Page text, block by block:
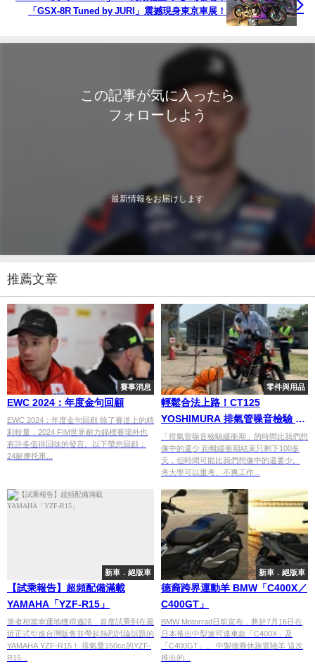
「GSX-8R Tuned by JURI」震撼現身東京車展！
この記事が気に入ったら
フォローしよう
最新情報をお届けします
推薦文章
賽事消息
EWC 2024：年度金句回顧
EWC 2024：年度金句回顧 除了賽道上的精
彩較量，2024 FIM世界耐力錦標賽場外也
有許多值得回味的發言。以下帶您回顧：
24耐摩托車...
零件與用品
輕鬆合法上路！CT125
YOSHIMURA 排氣管噪音檢驗 實
際經驗分享
「排氣管噪音檢驗緩衝期」的時間比我們想
像中的還少 距離緩衝期結束只剩下100多
天，但時間可能比我們想像中的還要少。
考大學可以重考、不爽工作...
新車．絕版車
【試乘報告】超頻配備滿載
YAMAHA「YZF-R15」
筆者相當幸運地獲得邀請，首度試乘到在最
近正式引進台灣販售並帶起熱烈討論話題的
YAMAHA YZF-R15！ 排氣量150cc的YZF-
R15...
新車．絕版車
德裔跨界運動羊 BMW「C400X／
C400GT」
BMW Motorrad日前宣布，將於7月16日在
日本推出中型速可達車款「C400X」及
「C400GT」。 中製德裔休旅冒險羊 這次
推出的...